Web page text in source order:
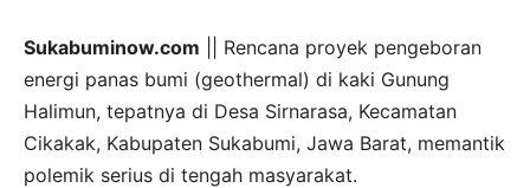
Sukabuminow.com || Rencana proyek pengeboran
energi panas bumi (geothermal) di kaki Gunung
Halimun, tepatnya di Desa Sirnarasa, Kecamatan
Cikakak, Kabupaten Sukabumi, Jawa Barat, memantik
polemik serius di tengah masyarakat.